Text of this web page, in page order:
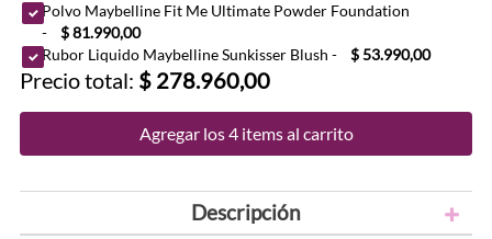
Polvo Maybelline Fit Me Ultimate Powder Foundation
-
$ 81.990,00
Rubor Liquido Maybelline Sunkisser Blush - $ 53.990,00
Precio total: $ 278.960,00
Agregar los 4 items al carrito
Descripción